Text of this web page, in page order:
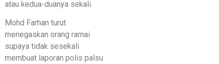
atau kedua-duanya sekali.
Mohd Farhan turut
menegaskan orang ramai
supaya tidak sesekali
membuat laporan polis palsu